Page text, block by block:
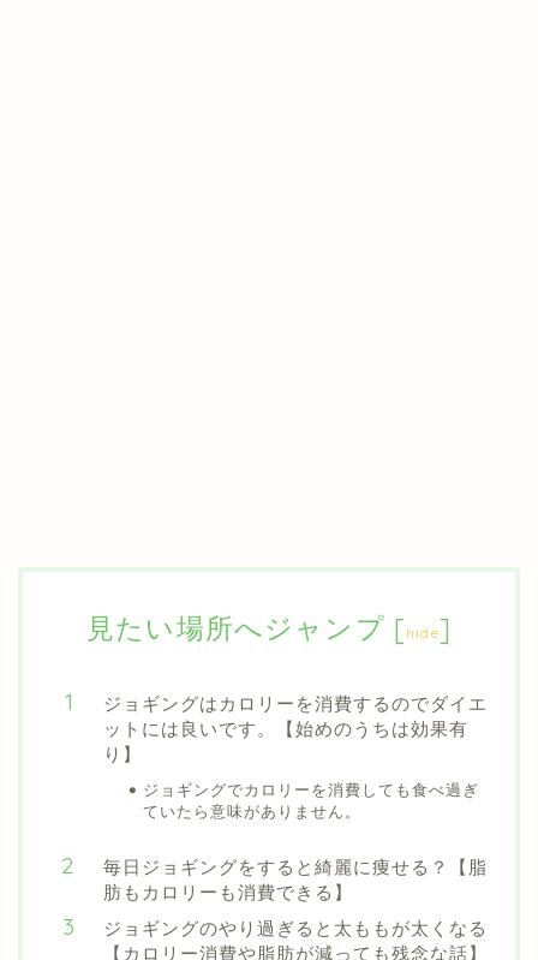
見たい場所へジャンプ [ hide]
ジョギングはカロリーを消費するのでダイエ
ットには良いです。【始めのうちは効果有
り】
ジョギングでカロリーを消費しても食べ過ぎ
ていたら意味がありません。
毎日ジョギングをすると綺麗に痩せる？【脂
肪もカロリーも消費できる】
ジョギングのやり過ぎると太ももが太くなる
【カロリー消費や脂肪が減っても残念な話】